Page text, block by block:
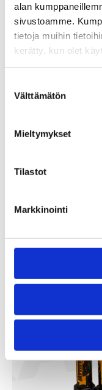
alan
sivustoamme.
tietoja muihin
kerätty, kun olet
valinta
Välttämätön
Mieltymykset
Tilastot
Markkinointi